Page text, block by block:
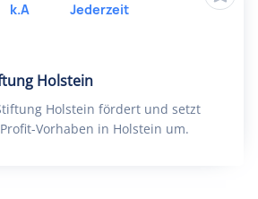
Holstein
Holstein fördert und setzt
Vorhaben in Holstein um.
k.A Jederzeit